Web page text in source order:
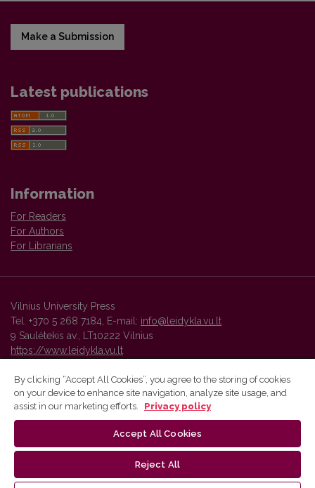
Make a Submission
Latest publications
Information
For Readers
For Authors
For Librarians
Vilnius University Press
Tel. +370 5 268 7184, E-mail: info@leidykla.vu.lt
9 Saulėtekis av., LT10222 Vilnius
https://www.leidykla.vu.lt
Vilnius University Press platform and metadata are distributed by
By clicking “Accept All Cookies”, you agree to the storing of cookies
on your device to enhance site navigation, analyze site usage, and
assist in our marketing efforts.
Privacy policy
Accept All Cookies
Reject All